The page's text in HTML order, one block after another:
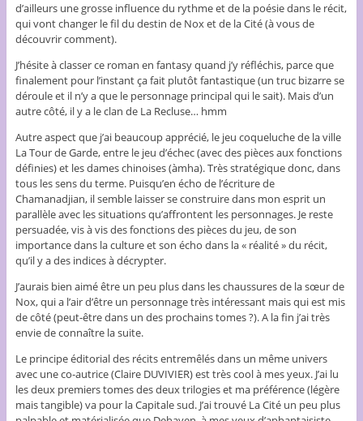
d’ailleurs une grosse influence du rythme et de la poésie dans le récit,
qui vont changer le fil du destin de Nox et de la Cité (à vous de
découvrir comment).
J’hésite à classer ce roman en fantasy quand j’y réfléchis, parce que
finalement pour l’instant ça fait plutôt fantastique (un truc bizarre se
déroule et il n’y a que le personnage principal qui le sait). Mais d’un
autre côté, il y a le clan de La Recluse… hmm
Autre aspect que j’ai beaucoup apprécié, le jeu coqueluche de la ville
La Tour de Garde, entre le jeu d’échec (avec des pièces aux fonctions
définies) et les dames chinoises (àmha). Très stratégique donc, dans
tous les sens du terme. Puisqu’en écho de l’écriture de
Chamanadjian, il semble laisser se construire dans mon esprit un
parallèle avec les situations qu’affrontent les personnages. Je reste
persuadée, vis à vis des fonctions des pièces du jeu, de son
importance dans la culture et son écho dans la « réalité » du récit,
qu’il y a des indices à décrypter.
J’aurais bien aimé être un peu plus dans les chaussures de la sœur de
Nox, qui a l’air d’être un personnage très intéressant mais qui est mis
de côté (peut-être dans un des prochains tomes ?). A la fin j’ai très
envie de connaître la suite.
Le principe éditorial des récits entremêlés dans un même univers
avec une co-autrice (Claire DUVIVIER) est très cool à mes yeux. J’ai lu
les deux premiers tomes des deux trilogies et ma préférence (légère
mais tangible) va pour la Capitale sud. J’ai trouvé La Cité un peu plus